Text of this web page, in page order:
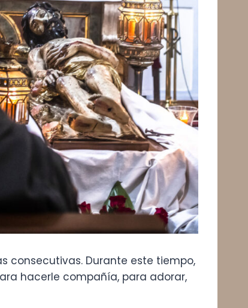
consecutivas. Durante este tiempo,
hacerle compañía, para adorar,